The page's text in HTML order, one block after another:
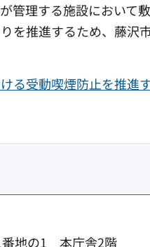
管理する施設において
を推進するため、藤沢
る受動喫煙防止を推進
番地の1 本庁舎2階